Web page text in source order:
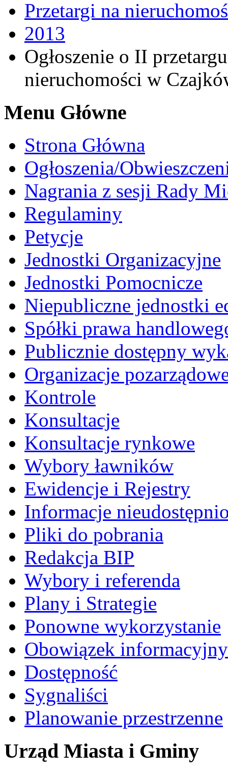
Przetargi na
2013
Ogłoszenie o II
nieruchomości w
Menu Główne
Strona Główna
Ogłoszenia/
Nagrania z sesji Rady
Regulaminy
Petycje
Jednostki Organizacyjne
Jednostki Pomocnicze
Niepubliczne jednostki
Spółki prawa
Publicznie dostępny
Organizacje
Kontrole
Konsultacje
Konsultacje rynkowe
Wybory ławników
Ewidencje i Rejestry
Informacje
Pliki do pobrania
Redakcja BIP
Wybory i referenda
Plany i Strategie
Ponowne wykorzystanie
Obowiązek informacyjny
Dostępność
Sygnaliści
Planowanie przestrzenne
Urząd Miasta i Gminy